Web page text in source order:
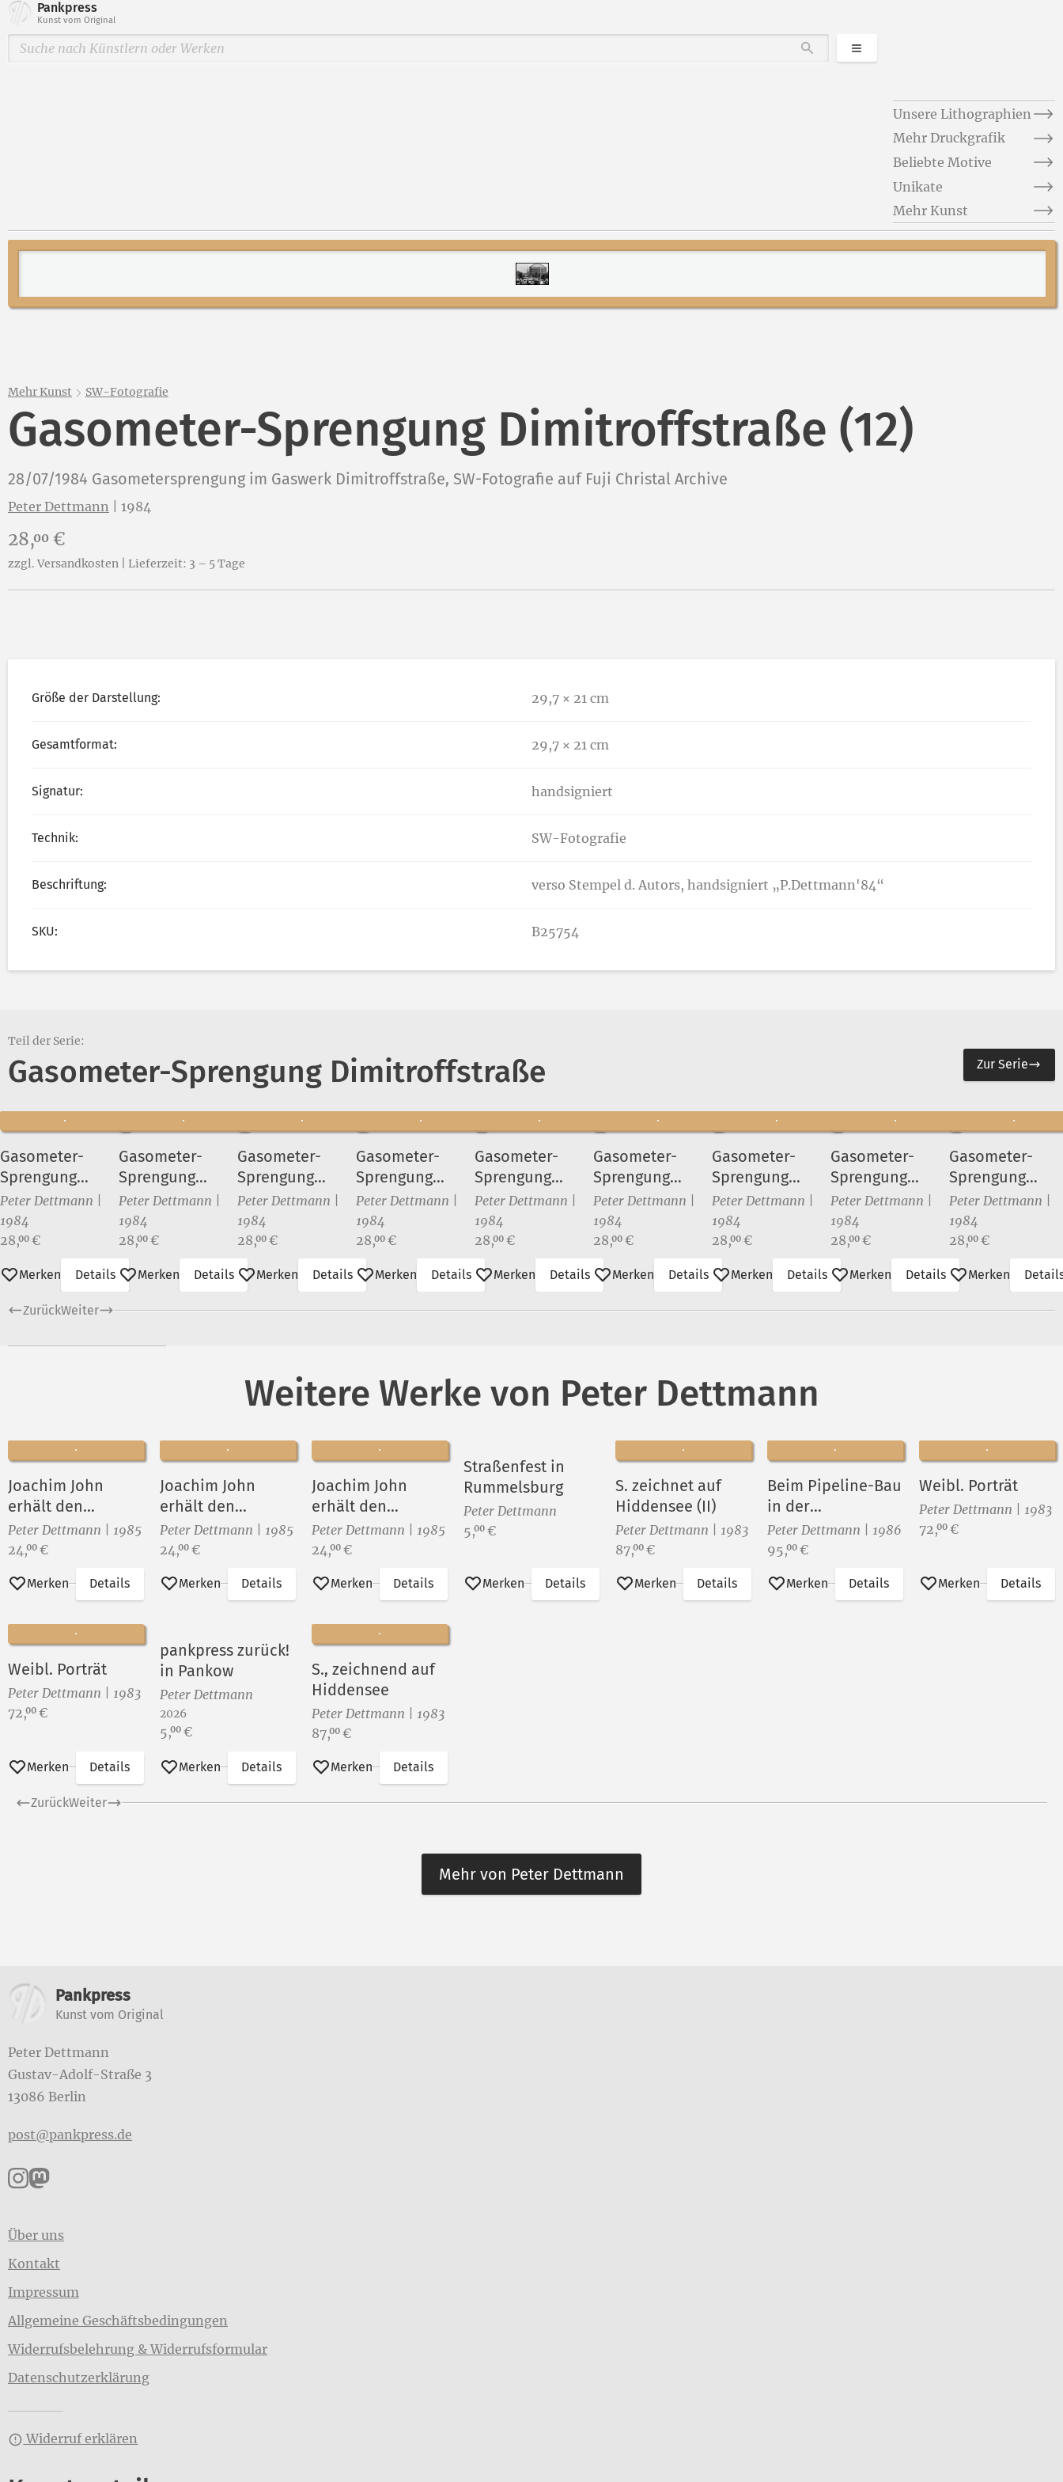
Pankpress
Kunst vom Original
DurchsuchenKategorien
Unsere Lithographien
Mehr Druckgrafik
Beliebte Motive
Unikate
Mehr Kunst
Mehr Kunst SW-Fotografie
Gasometer-Sprengung Dimitroffstraße (12)
28/07/1984 Gasometersprengung im Gaswerk Dimitroffstraße, SW-Fotografie auf Fuji Christal Archive
Peter Dettmann 1984
Preis:
28,00 €
zzgl. Versandkosten | Lieferzeit: 3 – 5 Tage
Größe der Darstellung: 29,7 × 21 cm
Gesamtformat: 29,7 × 21 cm
Signatur: handsigniert
Technik: SW-Fotografie
Beschriftung: verso Stempel d. Autors, handsigniert „P.Dettmann'84“
SKU: B25754
Teil der Serie:
Gasometer-Sprengung Dimitroffstraße Zur Serie
Gasometer-
Sprengung
Dimitroffstraße
am 28.Juli 1984 (1)
Peter Dettmann |
1984
Preis:
28,00 €
Merken Details
Gasometer-
Sprengung
Dimitroffstraße
am 28.Juli 1984 (2)
Peter Dettmann |
1984
Preis:
28,00 €
Merken Details
Gasometer-
Sprengung
Dimitroffstraße
am 28.Juli 1984 (3)
Peter Dettmann |
1984
Preis:
28,00 €
Merken Details
Gasometer-
Sprengung
Dimitroffstraße
(4)
Peter Dettmann |
1984
Preis:
28,00 €
Merken Details
Gasometer-
Sprengung
Dimitroffstraße
(5)
Peter Dettmann |
1984
Preis:
28,00 €
Merken Details
Gasometer-
Sprengung
Dimitroffstraße
(6)
Peter Dettmann |
1984
Preis:
28,00 €
Merken Details
Gasometer-
Sprengung
Dimitroffstraße
am 28.Juli 1984 (7)
Peter Dettmann |
1984
Preis:
28,00 €
Merken Details
Gasometer-
Sprengung
Dimitroffstraße
(8)
Peter Dettmann |
1984
Preis:
28,00 €
Merken Details
Gasometer-
Sprengung
Dimitroffstraße
(9)
Peter Dettmann |
1984
Preis:
28,00 €
Merken
ZurückWeiter
Weitere Werke von Peter Dettmann
Joachim John
erhält den
Kollwitz-Preis von
Fritz Cremer
Peter Dettmann | 1985
Preis:
24,00 €
Merken Details
Joachim John
erhält den
Kollwitz-Preis
Peter Dettmann | 1985
Preis:
24,00 €
Merken Details
Joachim John
erhält den
Kollwitz-Preis
Peter Dettmann | 1985
Preis:
24,00 €
Merken Details
Straßenfest in
Rummelsburg
Peter Dettmann
Preis:
5,00 €
Merken Details
S. zeichnet auf
Hiddensee (II)
Peter Dettmann | 1983
Preis:
87,00 €
Merken Details
Beim Pipeline-Bau
in der
Sowjetunion (II)
Peter Dettmann | 1986
Preis:
95,00 €
Merken Details
Weibl. Porträt
Peter Dettmann | 1983
Preis:
72,00 €
Merken Details
Weibl. Porträt
Peter Dettmann | 1983
Preis:
72,00 €
Merken Details
pankpress zurück!
in Pankow
Peter Dettmann
2026
Preis:
5,00 €
Merken Details
S., zeichnend auf
Hiddensee
Peter Dettmann | 1983
Preis:
87,00 €
Merken Details
ZurückWeiter
Mehr von Peter Dettmann
Weitere Informationen
Pankpress
Kunst vom Original
Peter Dettmann
Gustav-Adolf-Straße 3
13086 Berlin
post@pankpress.de
Pankpress auf Instagram
Pankpress auf Mastodon
Über uns
Kontakt
Impressum
Allgemeine Geschäftsbedingungen
Widerrufsbelehrung & Widerrufsformular
Datenschutzerklärung
Widerruf erklären